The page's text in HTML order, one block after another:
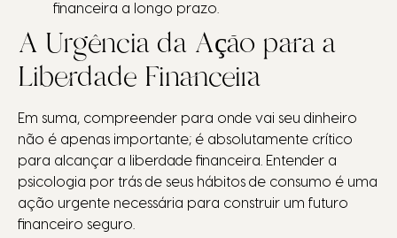
financeira a longo prazo.
A Urgência da Ação para a
Liberdade Financeira
Em suma, compreender para onde vai seu dinheiro
não é apenas importante; é absolutamente crítico
para alcançar a liberdade financeira. Entender a
psicologia por trás de seus hábitos de consumo é uma
ação urgente necessária para construir um futuro
financeiro seguro.